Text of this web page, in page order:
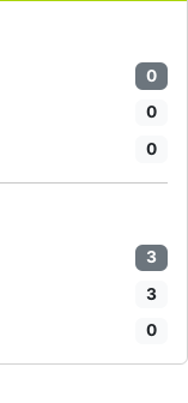
0
0
0
3
3
0